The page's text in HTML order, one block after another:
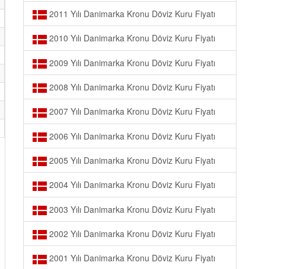
2011 Yılı Danimarka Kronu Döviz Kuru Fiyatı
2010 Yılı Danimarka Kronu Döviz Kuru Fiyatı
2009 Yılı Danimarka Kronu Döviz Kuru Fiyatı
2008 Yılı Danimarka Kronu Döviz Kuru Fiyatı
2007 Yılı Danimarka Kronu Döviz Kuru Fiyatı
2006 Yılı Danimarka Kronu Döviz Kuru Fiyatı
2005 Yılı Danimarka Kronu Döviz Kuru Fiyatı
2004 Yılı Danimarka Kronu Döviz Kuru Fiyatı
2003 Yılı Danimarka Kronu Döviz Kuru Fiyatı
2002 Yılı Danimarka Kronu Döviz Kuru Fiyatı
2001 Yılı Danimarka Kronu Döviz Kuru Fiyatı